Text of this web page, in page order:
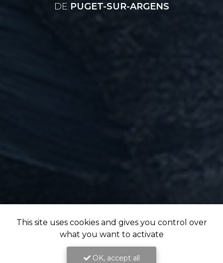
DE PUGET-SUR-ARGENS
This site uses cookies and gives you control over
what you want to activate
OK, accept all